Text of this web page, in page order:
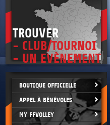
TROUVER
- CLUB/TOURNOI
- UN EVÈNEMENT
BOUTIQUE OFFICIELLE
APPEL À BÉNÉVOLES
MY FFVOLLEY